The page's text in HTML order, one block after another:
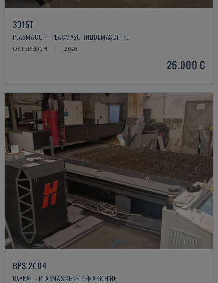
3015T
PLASMACUT - PLASMASCHNEIDEMASCHINE
ÖSTERREICH 2020
26.000 €
BPS 2004
BAYKAL - PLASMASCHNEIDEMASCHINE